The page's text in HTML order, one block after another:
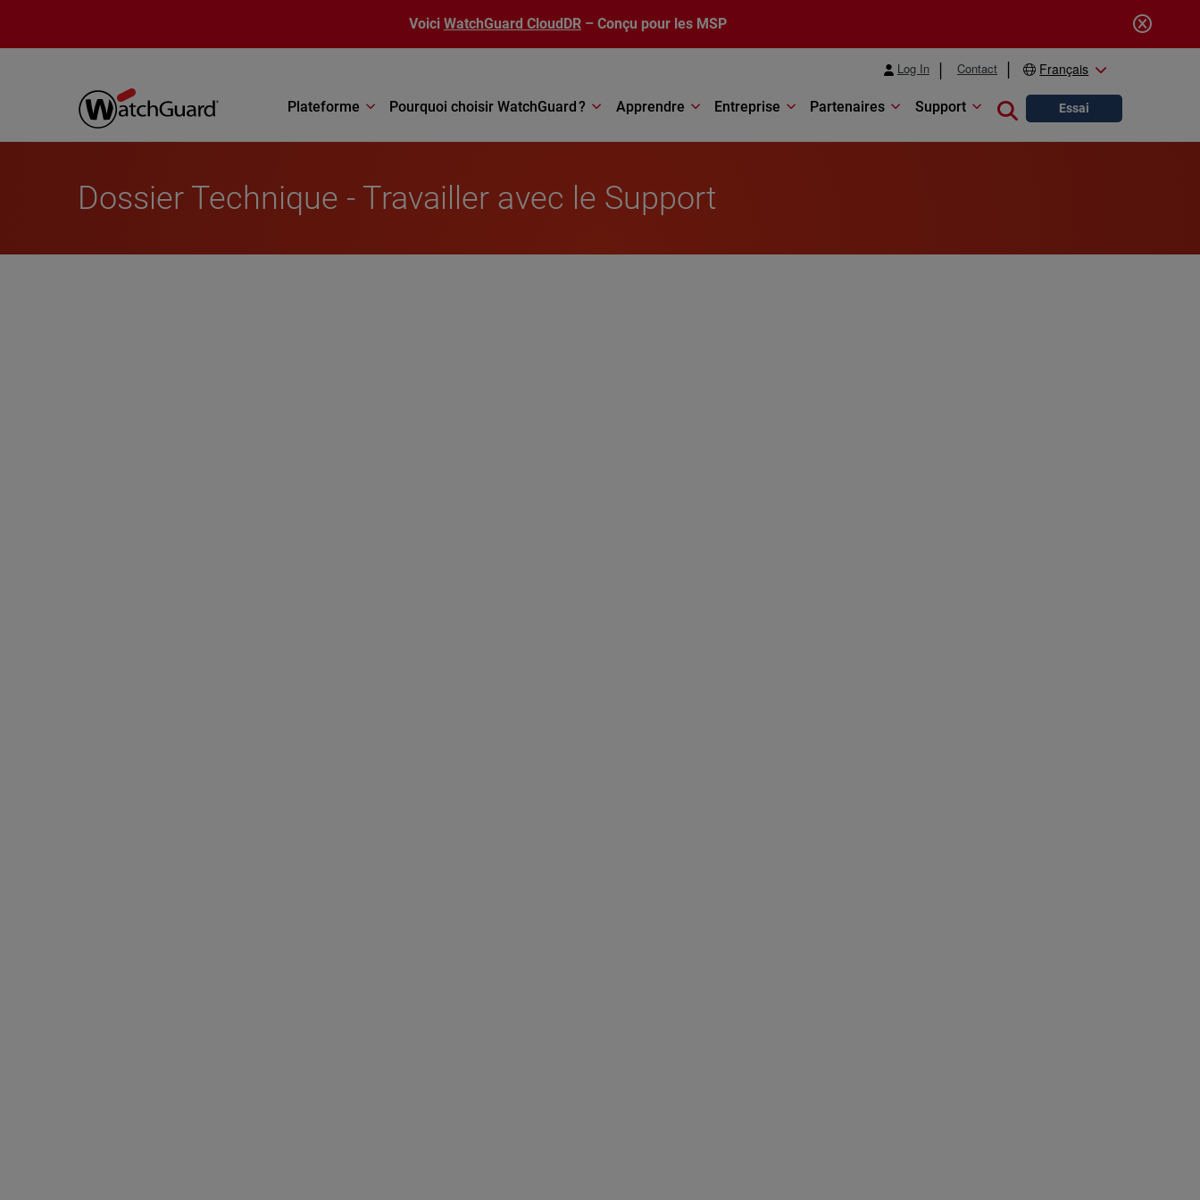
Voici WatchGuard CloudDR – Conçu pour les MSP
Log In Contact Français
Plateforme Pourquoi choisir WatchGuard ? Apprendre Entreprise Partenaires Support Close search
Essai
Dossier Technique - Travailler avec le Support